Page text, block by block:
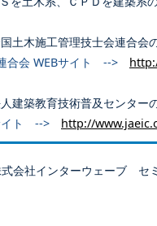
木施工管理技士会連合会
合会 WEBサイト -->
築教育技術普及センター
イト --> http://
社インターウェーブ セ